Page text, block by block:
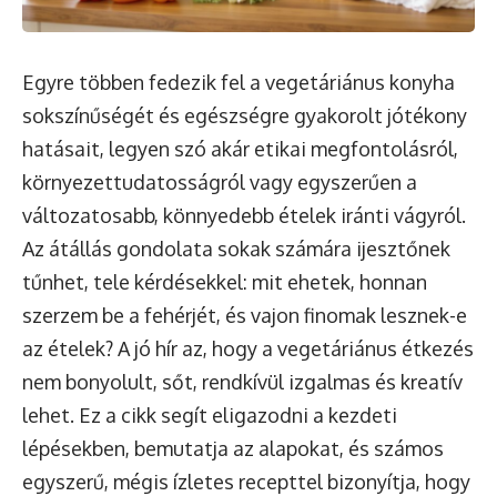
Egyre többen fedezik fel a vegetáriánus konyha
sokszínűségét és egészségre gyakorolt jótékony
hatásait, legyen szó akár etikai megfontolásról,
környezettudatosságról vagy egyszerűen a
változatosabb, könnyedebb ételek iránti vágyról.
Az átállás gondolata sokak számára ijesztőnek
tűnhet, tele kérdésekkel: mit ehetek, honnan
szerzem be a fehérjét, és vajon finomak lesznek-e
az ételek? A jó hír az, hogy a vegetáriánus étkezés
nem bonyolult, sőt, rendkívül izgalmas és kreatív
lehet. Ez a cikk segít eligazodni a kezdeti
lépésekben, bemutatja az alapokat, és számos
egyszerű, mégis ízletes recepttel bizonyítja, hogy